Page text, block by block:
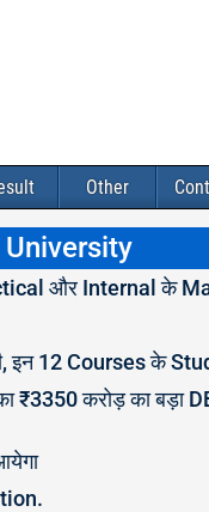
Other
और Internal के
इन 12 Courses के
करोड़ का बड़ा